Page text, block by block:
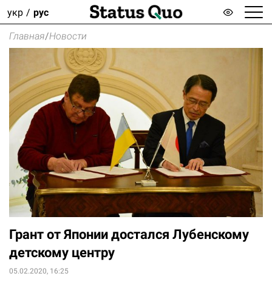
укр рус
Главная/Новости
Грант от Японии достался Лубенскому
детскому центру
05.02.2020, 16:25